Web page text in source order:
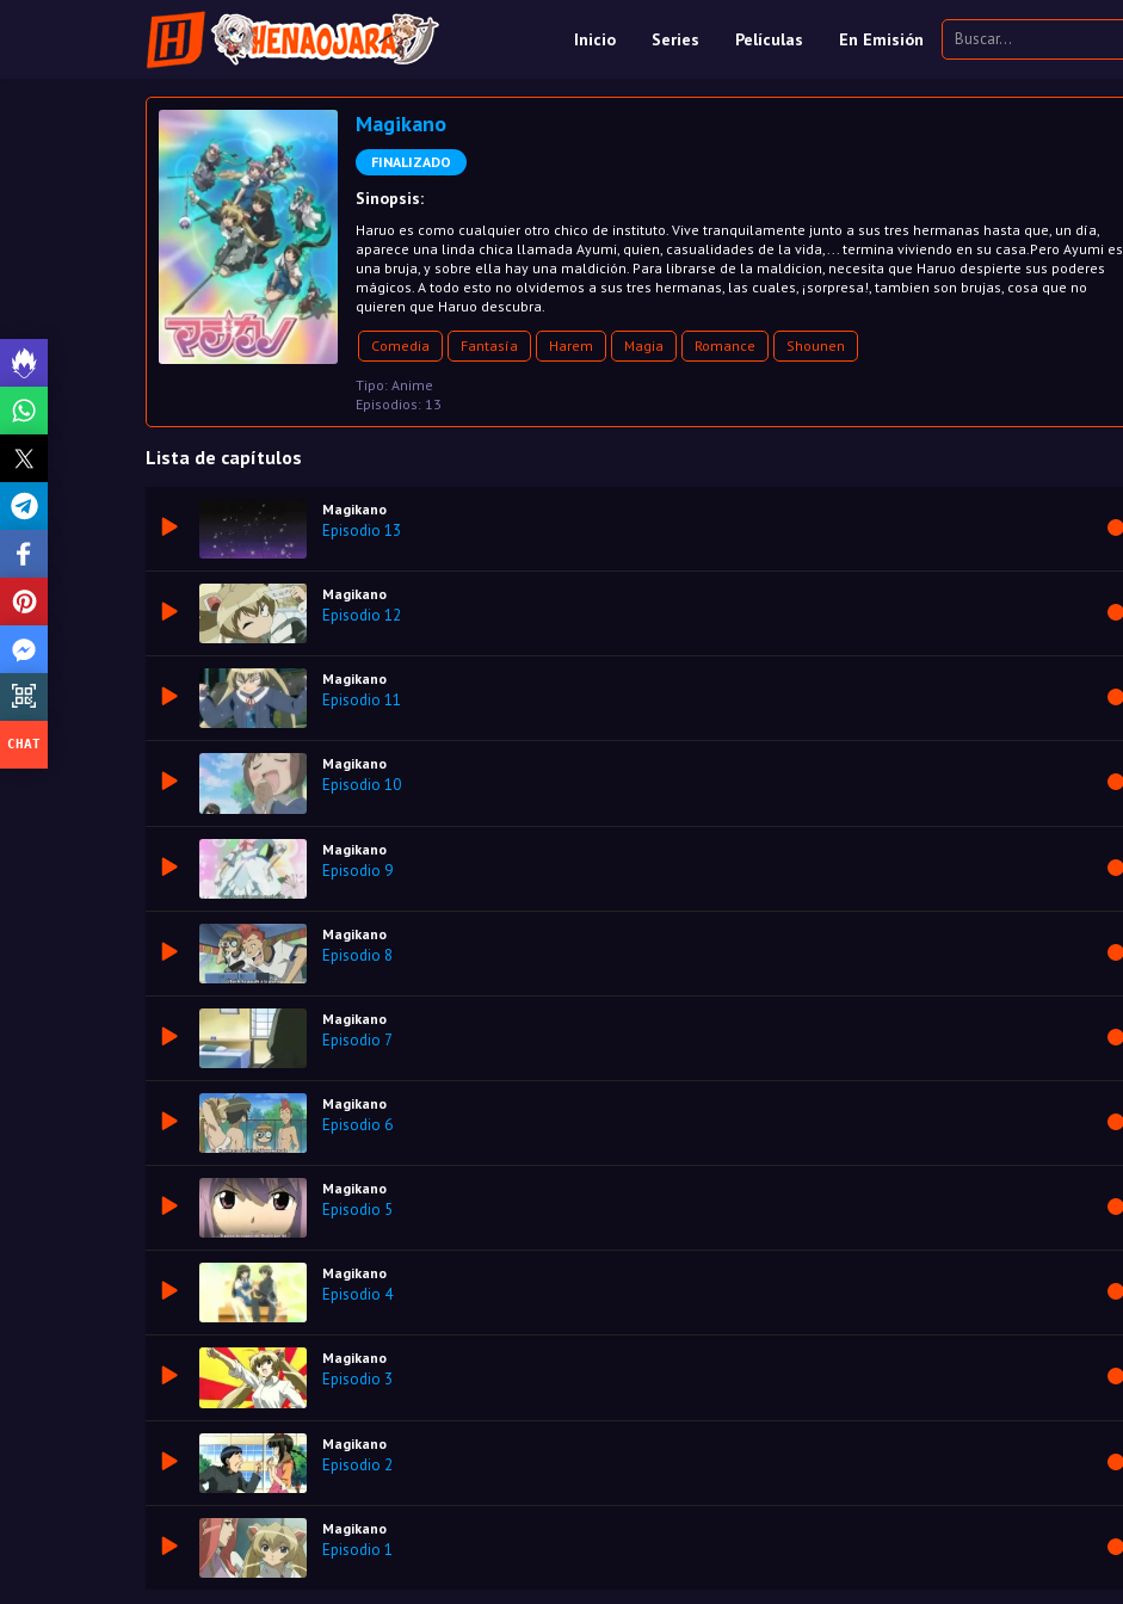
Inicio Series Películas En Emisión
Magikano
FINALIZADO
Sinopsis:
Haruo es como cualquier otro chico de instituto. Vive tranquilamente junto a sus tres hermanas hasta que, un día,
aparece una linda chica llamada Ayumi, quien, casualidades de la vida,... termina viviendo en su casa.Pero Ayumi es
una bruja, y sobre ella hay una maldición. Para librarse de la maldicion, necesita que Haruo despierte sus poderes
mágicos. A todo esto no olvidemos a sus tres hermanas, las cuales, ¡sorpresa!, tambien son brujas, cosa que no
quieren que Haruo descubra.
Comedia Fantasía Harem Magia Romance Shounen
Tipo: Anime
Episodios: 13
Lista de capítulos
Magikano
Episodio 13
Magikano
Episodio 12
Magikano
Episodio 11
Magikano
Episodio 10
Magikano
Episodio 9
Magikano
Episodio 8
Magikano
Episodio 7
Magikano
Episodio 6
Magikano
Episodio 5
Magikano
Episodio 4
Magikano
Episodio 3
Magikano
Episodio 2
Magikano
Episodio 1